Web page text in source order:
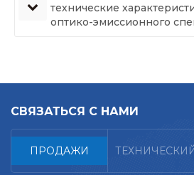
технические
оптико-эмиссионного
СВЯЗАТЬСЯ С НАМИ
ПРОДАЖИ